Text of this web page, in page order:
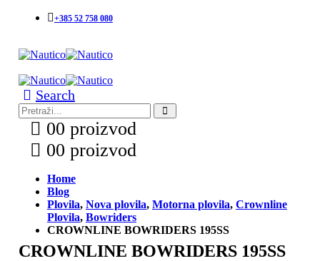
+385 52 758 080
Search
00 proizvod
00 proizvod
Home
Blog
Plovila, Nova plovila, Motorna plovila, Crownline
Plovila, Bowriders
CROWNLINE BOWRIDERS 195SS
CROWNLINE BOWRIDERS 195SS